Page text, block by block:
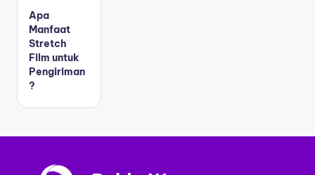
Apa
Manfaat
Stretch
Film untuk
Pengiriman
?